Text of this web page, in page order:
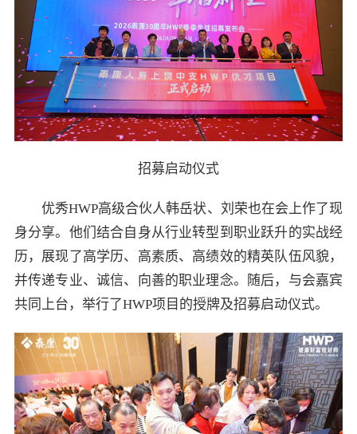
招募启动仪式
优秀HWP高级合伙人韩岳状、刘荣也在会上作了现
身分享。他们结合自身从行业转型到职业跃升的实战经
历，展现了高学历、高素质、高绩效的精英队伍风貌，
并传递专业、诚信、向善的职业理念。随后，与会嘉宾
共同上台，举行了HWP项目的授牌及招募启动仪式。